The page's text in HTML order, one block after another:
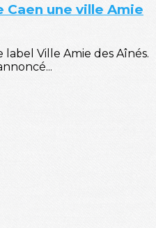
une ville Amie
Ville Amie des Aînés.